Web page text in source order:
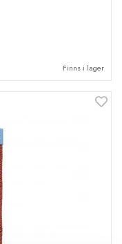
Finns i lager